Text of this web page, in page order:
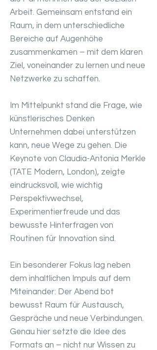
Arbeit. Gemeinsam entstand ein
Raum, in dem unterschiedliche
Bereiche auf Augenhöhe
zusammenkamen – mit dem klaren
Ziel, voneinander zu lernen und neue
Netzwerke zu schaffen.
Im Mittelpunkt stand die Frage, wie
künstlerisches Denken
Unternehmen dabei unterstützen
kann, neue Wege zu gehen. Die
Keynote von Claudia-Antonia Merkle
(TATE Modern, London), zeigte
eindrucksvoll, wie wichtig
Perspektivwechsel,
Experimentierfreude und das
bewusste Hinterfragen von
Routinen für Innovation sind.
Ein besonderer Fokus lag neben
dem inhaltlichen Impuls auf dem
Miteinander: Der Abend bot
bewusst Raum für Austausch,
Gespräche und neue Verbindungen.
Genau hier setzte die Idee des
Formats an – nicht nur Wissen zu